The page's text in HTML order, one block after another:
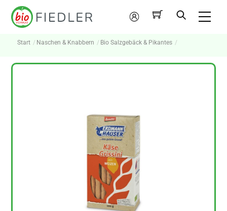
Skip
Mein
Konto
Start Naschen & Knabbern Bio Salzgebäck & Pikantes